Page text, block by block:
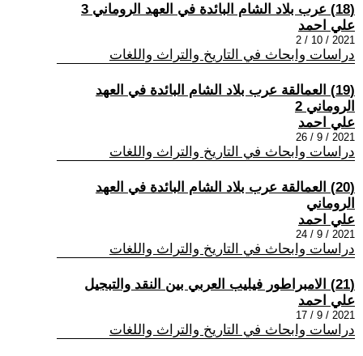
(18) عرب بلاد الشام البائدة في العهد الروماني 3
علي احمد
2021 / 10 / 2
دراسات وابحاث في التاريخ والتراث واللغات
(19) العمالقة عرب بلاد الشام البائدة في العهد
الروماني 2
علي احمد
2021 / 9 / 26
دراسات وابحاث في التاريخ والتراث واللغات
(20) العمالقة عرب بلاد الشام البائدة في العهد
الروماني
علي احمد
2021 / 9 / 24
دراسات وابحاث في التاريخ والتراث واللغات
(21) الامبراطور فيليب العربي بين النقد والتبجيل
علي احمد
2021 / 9 / 17
دراسات وابحاث في التاريخ والتراث واللغات